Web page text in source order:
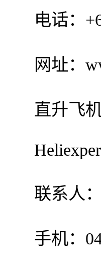
电话：+61
网址：
直升飞机
联系人：
手机：